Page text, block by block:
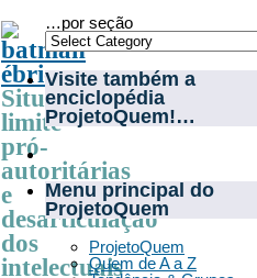
Situações-
limite
pró-
autoritárias
e
desarticulação
dos
intelectuais
…por seção
Visite também a
enciclopédia
ProjetoQuem!…
Menu principal do
ProjetoQuem
ProjetoQuem
Quem de A a Z